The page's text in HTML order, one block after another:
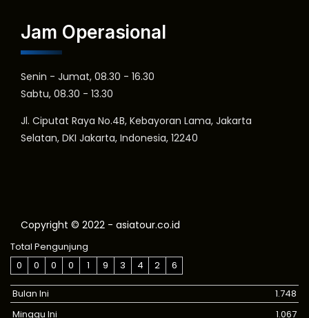
Jam Operasional
Senin - Jumat, 08.30 - 16.30
Sabtu, 08.30 - 13.30
Jl. Ciputat Raya No.4B, Kebayoran Lama, Jakarta
Selatan, DKI Jakarta, Indonesia, 12240
Copyright © 2022 - asiatour.co.id
Total Pengunjung
0
0 0 0 1 9 3 4 2 6
Bulan Ini
1.748
Minggu Ini
1.067